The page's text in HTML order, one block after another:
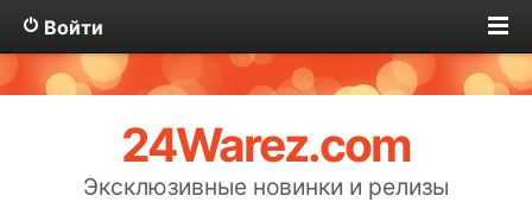
Войти
24Warez.com
Эксклюзивные новинки и релизы